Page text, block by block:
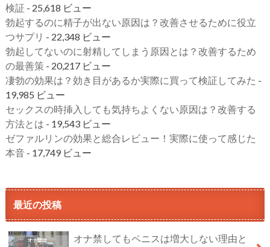
検証 - 25,618 ビュー
勃起するのに精子が出ない原因は？改善させるために役立
つサプリ - 22,348 ビュー
勃起してないのに射精してしまう原因とは？改善するため
の最善策- 20,217 ビュー
凄勃の効果は？効き目があるか実際に買って検証してみた -
19,985 ビュー
セックスの時挿入しても気持ちよくない原因は？改善する
方法とは - 19,543 ビュー
ゼファルリンの効果と総合レビュー！実際に使って感じた
本音- 17,749 ビュー
最近の投稿
オナ禁してもペニスは増大しない理由と